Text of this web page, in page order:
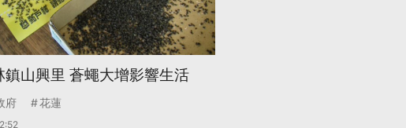
鎮山興里 蒼蠅大增影響生活
府 花蓮